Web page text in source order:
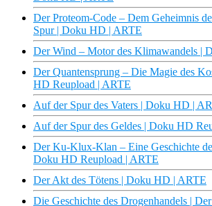
Der Proteom-Code – Dem Geheimnis
Spur | Doku HD | ARTE
Der Wind – Motor des Klimawandels |
Der Quantensprung – Die Magie des
HD Reupload | ARTE
Auf der Spur des Vaters | Doku HD |
Auf der Spur des Geldes | Doku HD
Der Ku-Klux-Klan – Eine Geschichte
Doku HD Reupload | ARTE
Der Akt des Tötens | Doku HD | ARTE
Die Geschichte des Drogenhandels |